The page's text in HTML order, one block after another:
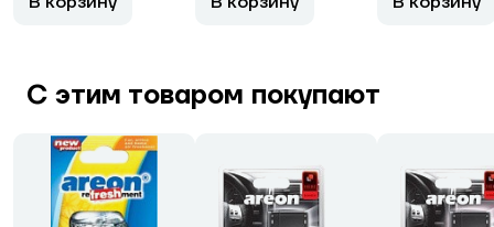
С этим товаром покупают